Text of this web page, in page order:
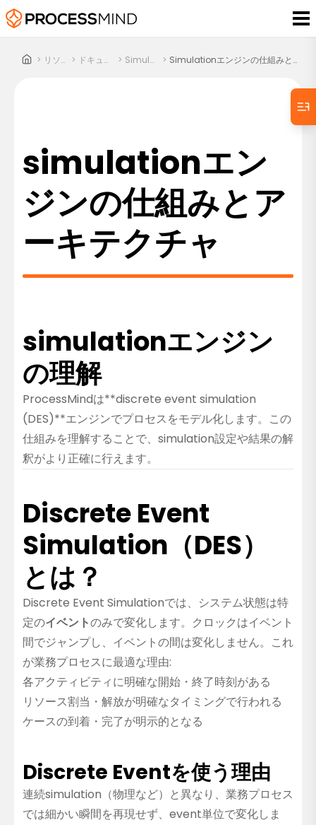
> リソース > ドキュメント > Simulation > Simulationエンジンの仕組みとアーキテクチャ
simulationエン
ジンの仕組みとア
ーキテクチャ
simulationエンジン
の理解
ProcessMindは**discrete event simulation
(DES)**エンジンでプロセスをモデル化します。この
仕組みを理解することで、simulation設定や結果の解
釈がより正確に行えます。
Discrete Event
Simulation（DES）
とは？
Discrete Event Simulationでは、システム状態は特
定のイベントのみで変化します。クロックはイベント
間でジャンプし、イベントの間は変化しません。これ
が業務プロセスに最適な理由:
各アクティビティに明確な開始・終了時刻がある
リソース割当・解放が明確なタイミングで行われる
ケースの到着・完了が明示的となる
Discrete Eventを使う理由
連続simulation（物理など）と異なり、業務プロセス
では細かい瞬間を再現せず、event単位で変化しま